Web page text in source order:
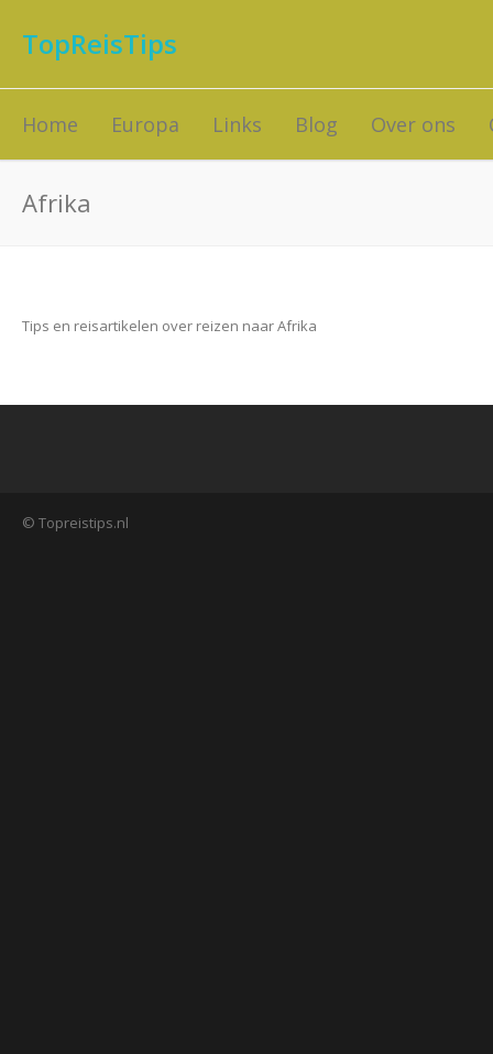
TopReisTips
Home Europa Links Blog Over ons
Afrika
Tips en reisartikelen over reizen naar Afrika
© Topreistips.nl